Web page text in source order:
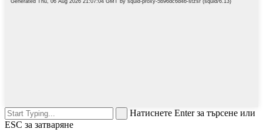
Натиснете Enter за търсене или
ESC за затваряне